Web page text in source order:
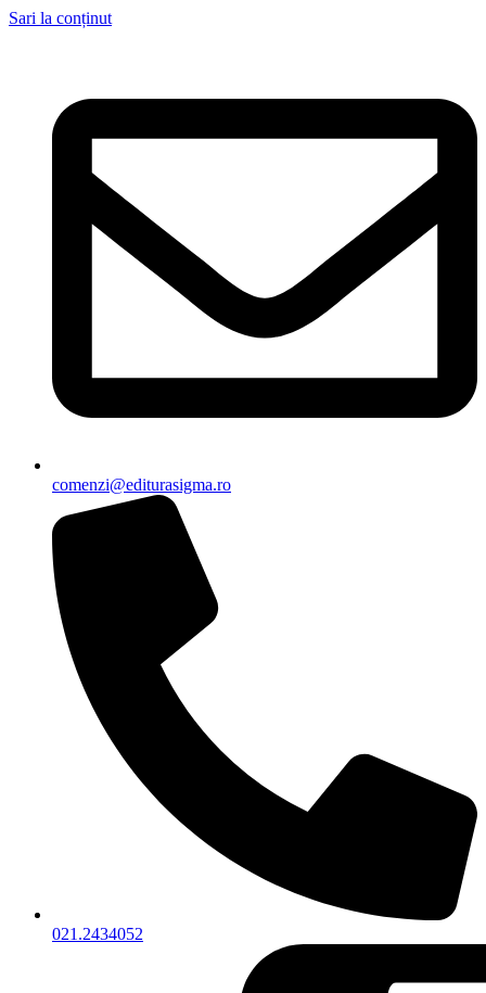
Sari la conținut
comenzi@editurasigma.ro
021.2434052